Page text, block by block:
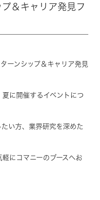
＆キャリア発見フ
ーンシップ＆キャリア発見
に開催するイベントにつ
い方、業界研究を深めた
にコマニーのブースへお